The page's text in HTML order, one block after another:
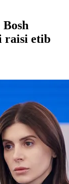
raisi etib